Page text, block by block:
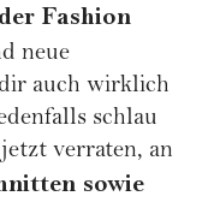
Fashion
neue
auch wirklich
schlau
verraten, an
sowie